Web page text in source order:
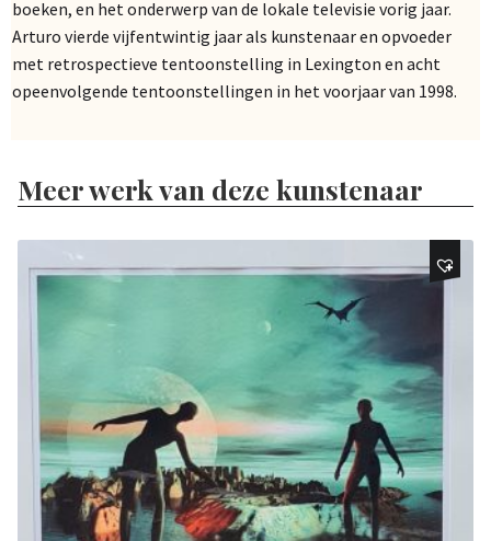
boeken, en het onderwerp van de lokale televisie vorig jaar.
Arturo vierde vijfentwintig jaar als kunstenaar en opvoeder
met retrospectieve tentoonstelling in Lexington en acht
opeenvolgende tentoonstellingen in het voorjaar van 1998.
Meer werk van deze kunstenaar